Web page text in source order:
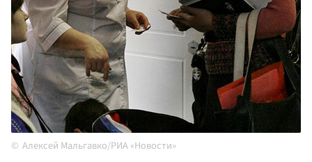
Алексей Мальгавко/РИА «Новости»